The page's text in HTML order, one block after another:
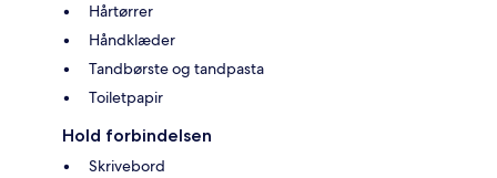
Hårtørrer
Håndklæder
Tandbørste og tandpasta
Toiletpapir
Hold forbindelsen
Skrivebord